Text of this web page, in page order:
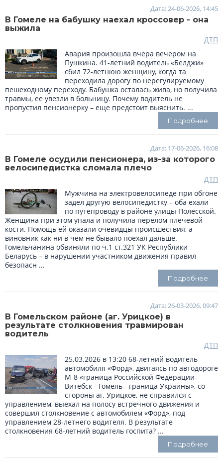
Дата: 24-06-2026, 14:45
В Гомеле на бабушку наехал кроссовер - она
выжила
ДТП
Авария произошла вчера вечером на
Пушкина. 41-летний водитель «Белджи»
сбил 72-летнюю женщину, когда та
переходила дорогу по нерегулируемому
пешеходному переходу. Бабушка осталась жива, но получила
травмы, ее увезли в больницу. Почему водитель не
пропустил пенсионерку – еще предстоит выяснить. ...
Подробнее
Дата: 17-06-2026, 16:08
В Гомеле осудили пенсионера, из-за которого
велосипедистка сломала плечо
ДТП
Мужчина на электровелосипеде при обгоне
задел другую велосипедистку – оба ехали
по путепроводу в районе улицы Полесской.
Женщина при этом упала и получила перелом плечевой
кости. Помощь ей оказали очевидцы происшествия, а
виновник как ни в чём не бывало поехал дальше.
Гомельчанина обвиняли по ч.1 ст.321 УК Республики
Беларусь – в нарушении участником движения правил
безопасн ...
Подробнее
Дата: 26-03-2026, 09:47
В Гомельском районе (аг. Урицкое) в
результате столкновения травмирован
водитель
ДТП
25.03.2026 в 13:20 68-летний водитель
автомобиля «Форд», двигаясь по автодороге
М-8 «граница Российской Федерации-
Витебск - Гомель - граница Украины», со
стороны аг. Урицкое, не справился с
управлением, выехал на полосу встречного движения и
совершил столкновение с автомобилем «Форд», под
управлением 28-летнего водителя. В результате
столкновения 68-летний водитель госпита? ...
Подробнее